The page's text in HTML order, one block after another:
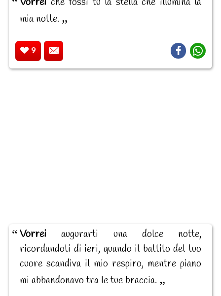
mia notte.
9
Vorrei augurarti una dolce notte,
ricordandoti di ieri, quando il battito del tuo
cuore scandiva il mio respiro, mentre piano
mi abbandonavo tra le tue braccia.